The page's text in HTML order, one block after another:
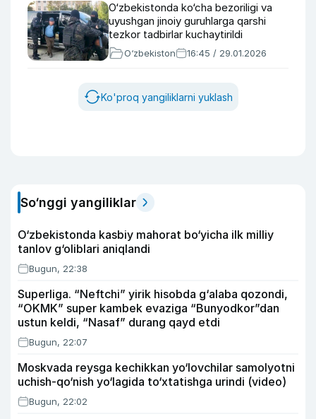
O‘zbekistonda ko‘cha bezoriligi va
uyushgan jinoiy guruhlarga qarshi
tezkor tadbirlar kuchaytirildi
O‘zbekiston 16:45 / 29.01.2026
Ko'proq yangiliklarni yuklash
So‘nggi yangiliklar
O‘zbekistonda kasbiy mahorat bo‘yicha ilk milliy
tanlov g‘oliblari aniqlandi
Bugun, 22:38
Superliga. “Neftchi” yirik hisobda g‘alaba qozondi,
“OKMK” super kambek evaziga “Bunyodkor”dan
ustun keldi, “Nasaf” durang qayd etdi
Bugun, 22:07
Moskvada reysga kechikkan yo‘lovchilar samolyotni
uchish-qo‘nish yo‘lagida to‘xtatishga urindi (video)
Bugun, 22:02